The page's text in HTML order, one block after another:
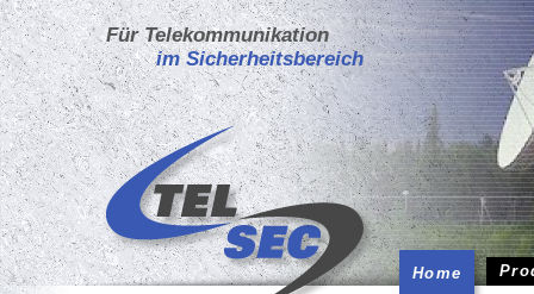
Für Telekommunikation
im Sicherheitsbereich
Home